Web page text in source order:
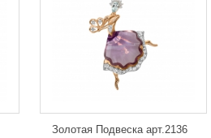
Золотая Подвеска арт.2136